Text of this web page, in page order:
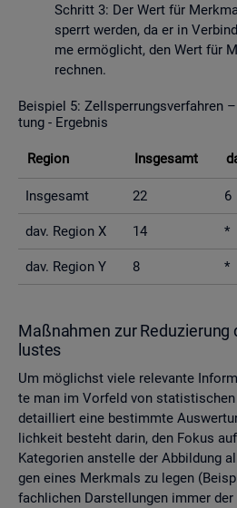
Schritt 3: Der Wert für
sperrt wer­den, da er in
me er­mög­licht, den Wert für
rech­nen.
Bei­spiel 5: Zell­sper­rungs­ver­fah­ren
tung - Er­geb­nis
Re­gi­on Ins­ge­samt
Ins­ge­samt 22 6
dav. Re­gi­on X 14 *
dav. Re­gi­on Y 8 *
Maß­nah­men zur
lus­tes
Um mög­lichst viele re­le­van­te
te man im Vor­feld von sta­tis­ti­schen
de­tail­liert eine be­stimm­te
lich­keit be­steht darin, den Fokus
Ka­te­go­ri­en an­stel­le der Ab­bil­dung
gen eines Merk­mals zu legen
fach­li­chen Dar­stel­lun­gen immer